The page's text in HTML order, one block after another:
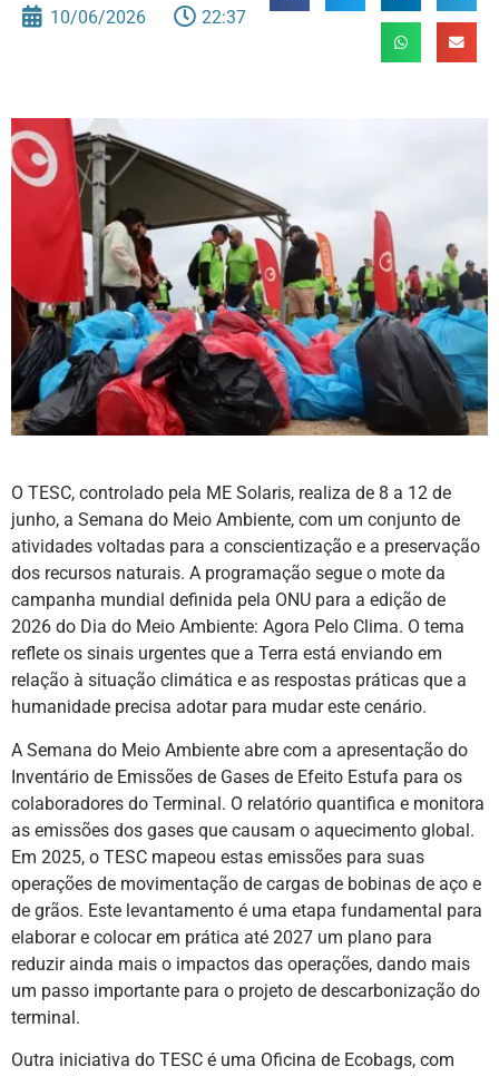
10/06/2026 22:37
O TESC, controlado pela ME Solaris, realiza de 8 a 12 de
junho, a Semana do Meio Ambiente, com um conjunto de
atividades voltadas para a conscientização e a preservação
dos recursos naturais. A programação segue o mote da
campanha mundial definida pela ONU para a edição de
2026 do Dia do Meio Ambiente: Agora Pelo Clima. O tema
reflete os sinais urgentes que a Terra está enviando em
relação à situação climática e as respostas práticas que a
humanidade precisa adotar para mudar este cenário.
A Semana do Meio Ambiente abre com a apresentação do
Inventário de Emissões de Gases de Efeito Estufa para os
colaboradores do Terminal. O relatório quantifica e monitora
as emissões dos gases que causam o aquecimento global.
Em 2025, o TESC mapeou estas emissões para suas
operações de movimentação de cargas de bobinas de aço e
de grãos. Este levantamento é uma etapa fundamental para
elaborar e colocar em prática até 2027 um plano para
reduzir ainda mais o impactos das operações, dando mais
um passo importante para o projeto de descarbonização do
terminal.
Outra iniciativa do TESC é uma Oficina de Ecobags, com